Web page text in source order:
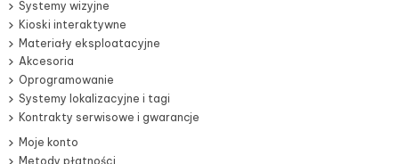
Systemy wizyjne
Kioski interaktywne
Materiały eksploatacyjne
Akcesoria
Oprogramowanie
Systemy lokalizacyjne i tagi
Kontrakty serwisowe i gwarancje
Moje konto
Metody płatności